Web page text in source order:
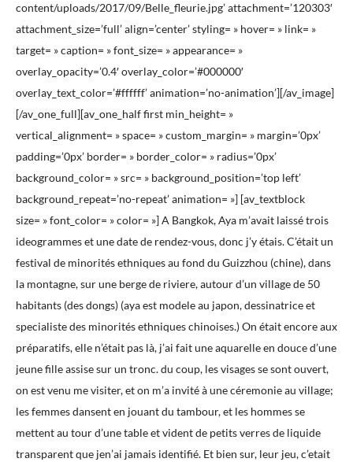
content/uploads/2017/09/Belle_fleurie.jpg’ attachment=’120303′
attachment_size=’full’ align=’center’ styling= » hover= » link= »
target= » caption= » font_size= » appearance= »
overlay_opacity=’0.4′ overlay_color=’#000000′
overlay_text_color=’#ffffff’ animation=’no-animation’][/av_image]
[/av_one_full][av_one_half first min_height= »
vertical_alignment= » space= » custom_margin= » margin=’0px’
padding=’0px’ border= » border_color= » radius=’0px’
background_color= » src= » background_position=’top left’
background_repeat=’no-repeat’ animation= »] [av_textblock
size= » font_color= » color= »] A Bangkok, Aya m’avait laissé trois
ideogrammes et une date de rendez-vous, donc j’y étais. C’était un
festival de minorités ethniques au fond du Guizzhou (chine), dans
la montagne, sur une berge de riviere, autour d’un village de 50
habitants (des dongs) (aya est modele au japon, dessinatrice et
specialiste des minorités ethniques chinoises.) On était encore aux
préparatifs, elle n’était pas là, j’ai fait une aquarelle en douce d’une
jeune fille assise sur un tronc. du coup, les visages se sont ouvert,
on est venu me visiter, et on m’a invité à une céremonie au village;
les femmes dansent en jouant du tambour, et les hommes se
mettent au tour d’une table et vident de petits verres de liquide
transparent que jen’ai jamais identifié. Et bien sur, leur jeu, c’etait